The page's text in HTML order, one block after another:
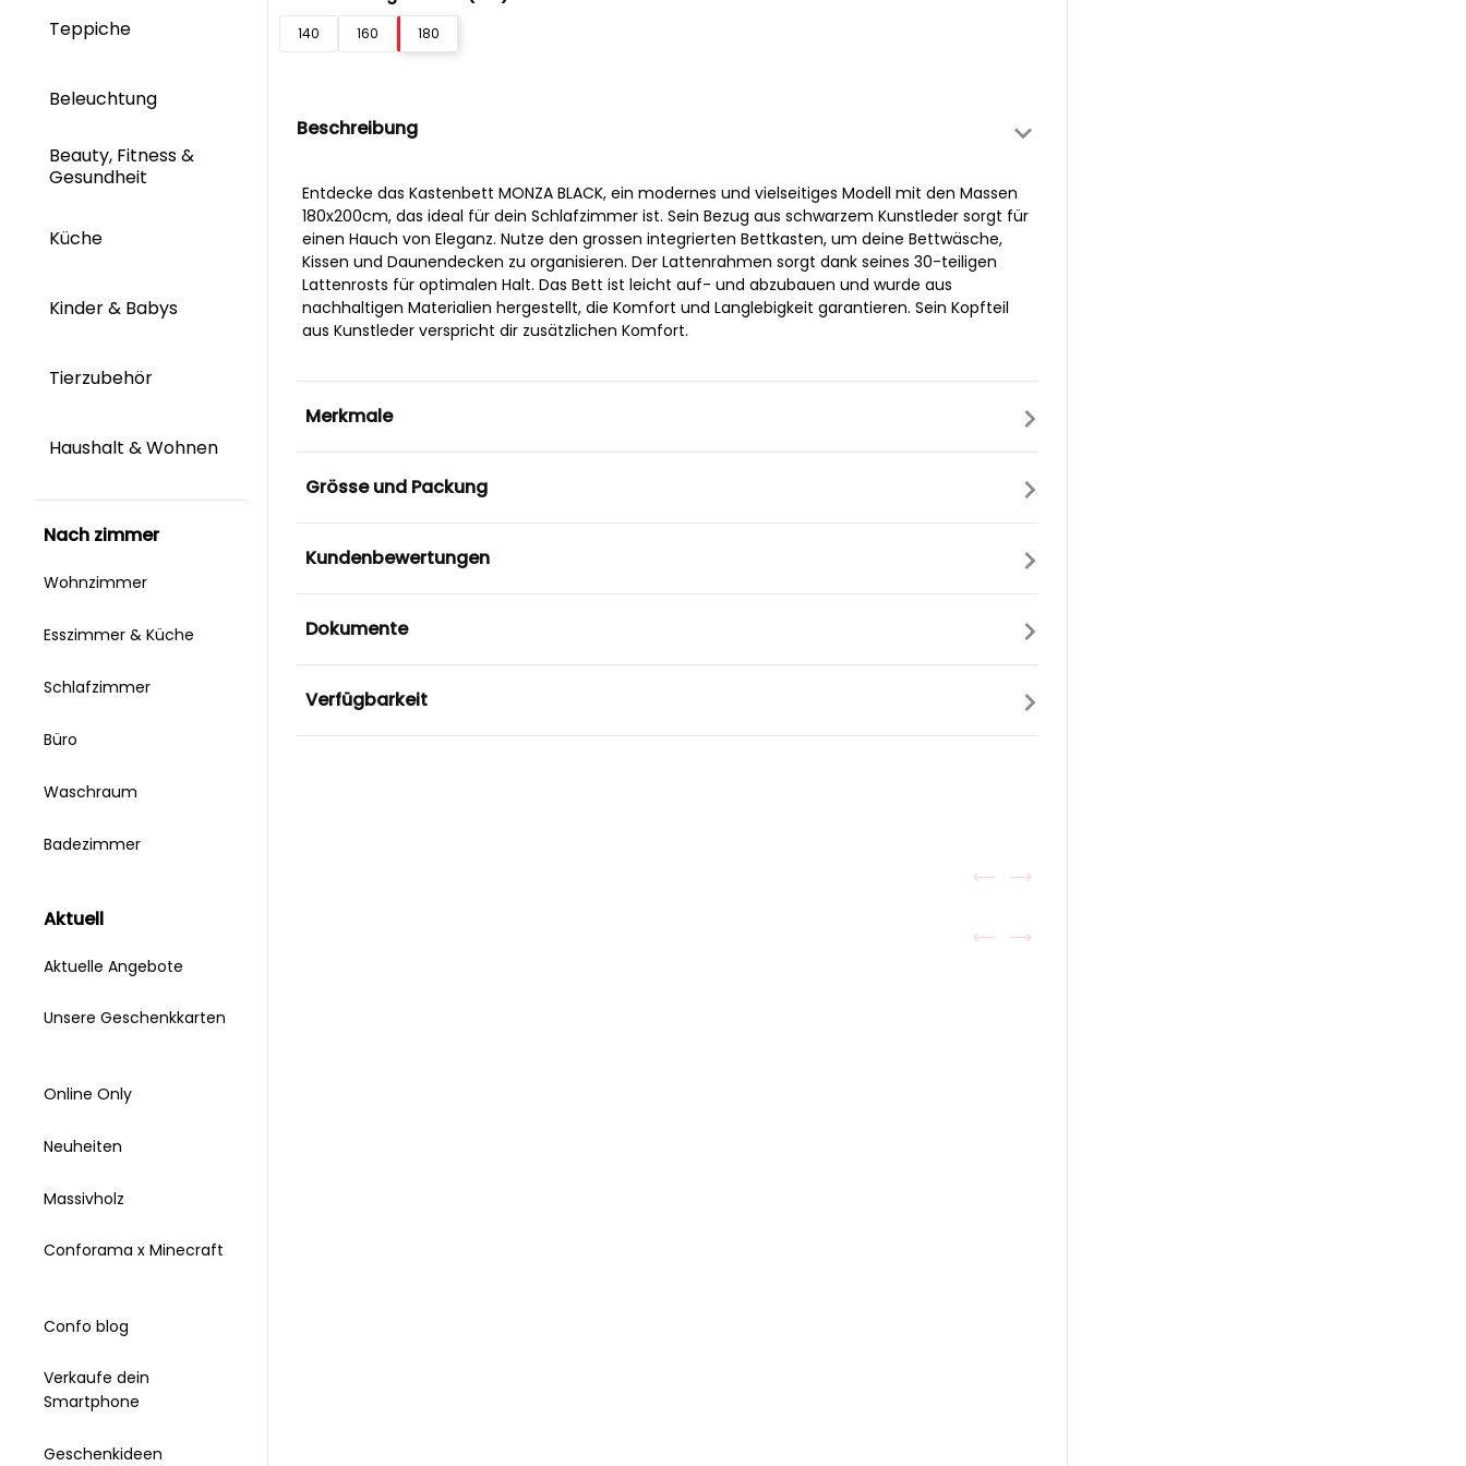
Teppiche
Beleuchtung
Beauty, Fitness &
Gesundheit
Küche
Kinder & Babys
Tierzubehör
Haushalt & Wohnen
nach zimmer
Wohnzimmer
Esszimmer & Küche
Schlafzimmer
Büro
Waschraum
Badezimmer
aktuell
Aktuelle Angebote
Unsere Geschenkkarten
Online Only
Neuheiten
Massivholz
Conforama x Minecraft
Confo blog
Verkaufe dein
Smartphone
Geschenkideen
140 160 180
Beschreibung
Entdecke das Kastenbett MONZA BLACK, ein modernes und vielseitiges Modell mit den Massen
180x200cm, das ideal für dein Schlafzimmer ist. Sein Bezug aus schwarzem Kunstleder sorgt für
einen Hauch von Eleganz. Nutze den grossen integrierten Bettkasten, um deine Bettwäsche,
Kissen und Daunendecken zu organisieren. Der Lattenrahmen sorgt dank seines 30-teiligen
Lattenrosts für optimalen Halt. Das Bett ist leicht auf- und abzubauen und wurde aus
nachhaltigen Materialien hergestellt, die Komfort und Langlebigkeit garantieren. Sein Kopfteil
aus Kunstleder verspricht dir zusätzlichen Komfort.
Merkmale
Grösse und Packung
Kundenbewertungen
Dokumente
Verfügbarkeit